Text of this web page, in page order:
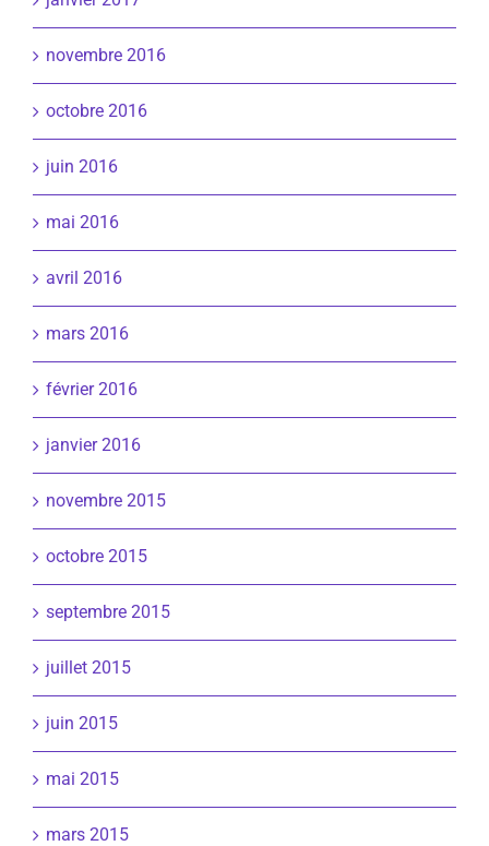
novembre 2016
octobre 2016
juin 2016
mai 2016
avril 2016
mars 2016
février 2016
janvier 2016
novembre 2015
octobre 2015
septembre 2015
juillet 2015
juin 2015
mai 2015
mars 2015